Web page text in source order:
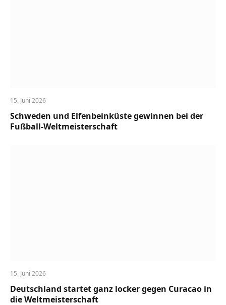
15. Juni 2026
Schweden und Elfenbeinküste gewinnen bei der
Fußball-Weltmeisterschaft
15. Juni 2026
Deutschland startet ganz locker gegen Curacao in
die Weltmeisterschaft